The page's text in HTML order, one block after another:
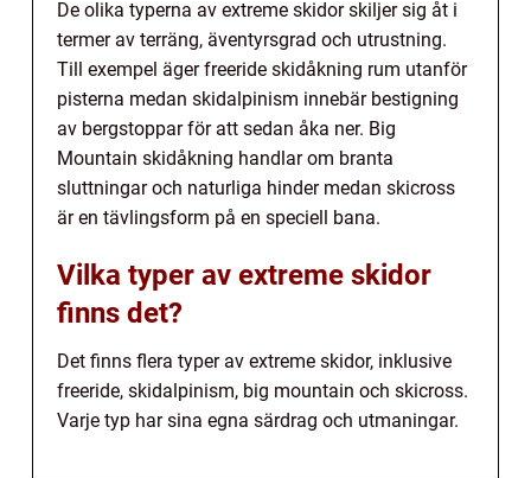
De olika typerna av extreme skidor skiljer sig åt i
termer av terräng, äventyrsgrad och utrustning.
Till exempel äger freeride skidåkning rum utanför
pisterna medan skidalpinism innebär bestigning
av bergstoppar för att sedan åka ner. Big
Mountain skidåkning handlar om branta
sluttningar och naturliga hinder medan skicross
är en tävlingsform på en speciell bana.
Vilka typer av extreme skidor
finns det?
Det finns flera typer av extreme skidor, inklusive
freeride, skidalpinism, big mountain och skicross.
Varje typ har sina egna särdrag och utmaningar.